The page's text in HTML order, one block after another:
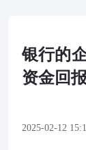
银行的
资金回
2025-02-12